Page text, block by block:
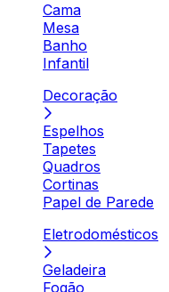
Cama
Mesa
Banho
Infantil
Decoração
Espelhos
Tapetes
Quadros
Cortinas
Papel de Parede
Eletrodomésticos
Geladeira
Fogão